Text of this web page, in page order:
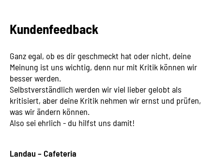
Kundenfeedback
Ganz egal, ob es dir geschmeckt hat oder nicht, deine
Meinung ist uns wichtig, denn nur mit Kritik können wir
besser werden.
Selbstverständlich werden wir viel lieber gelobt als
kritisiert, aber deine Kritik nehmen wir ernst und prüfen,
was wir ändern können.
Also sei ehrlich - du hilfst uns damit!
Landau – Cafeteria